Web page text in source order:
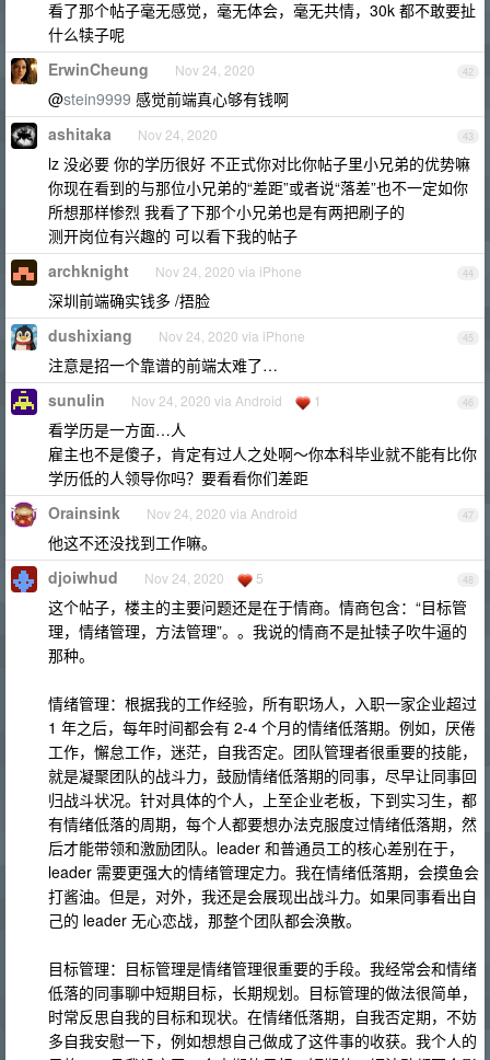
看了那个帖子毫无感觉，毫无体会，毫无共情，30k 都不敢要扯
什么犊子呢
42
ErwinCheung Nov 24, 2020
@stein9999 感觉前端真心够有钱啊
43
ashitaka Nov 24, 2020
lz 没必要 你的学历很好 不正式你对比你帖子里小兄弟的优势嘛
你现在看到的与那位小兄弟的“差距”或者说“落差”也不一定如你
所想那样惨烈 我看了下那个小兄弟也是有两把刷子的
测开岗位有兴趣的 可以看下我的帖子
44
archknight Nov 24, 2020 via iPhone
深圳前端确实钱多 /捂脸
45
dushixiang Nov 24, 2020 via iPhone
注意是招一个靠谱的前端太难了…
46
sunulin Nov 24, 2020 via Android 1
看学历是一方面…人
雇主也不是傻子，肯定有过人之处啊～你本科毕业就不能有比你
学历低的人领导你吗？要看看你们差距
47
Orainsink Nov 24, 2020 via Android
他这不还没找到工作嘛。
48
djoiwhud Nov 24, 2020 5
这个帖子，楼主的主要问题还是在于情商。情商包含：“目标管
理，情绪管理，方法管理”。。我说的情商不是扯犊子吹牛逼的
那种。
情绪管理：根据我的工作经验，所有职场人，入职一家企业超过
1 年之后，每年时间都会有 2-4 个月的情绪低落期。例如，厌倦
工作，懈怠工作，迷茫，自我否定。团队管理者很重要的技能，
就是凝聚团队的战斗力，鼓励情绪低落期的同事，尽早让同事回
归战斗状况。针对具体的个人，上至企业老板，下到实习生，都
有情绪低落的周期，每个人都要想办法克服度过情绪低落期，然
后才能带领和激励团队。leader 和普通员工的核心差别在于，
leader 需要更强大的情绪管理定力。我在情绪低落期，会摸鱼会
打酱油。但是，对外，我还是会展现出战斗力。如果同事看出自
己的 leader 无心恋战，那整个团队都会涣散。
目标管理：目标管理是情绪管理很重要的手段。我经常会和情绪
低落的同事聊中短期目标，长期规划。目标管理的做法很简单，
时常反思自我的目标和现状。在情绪低落期，自我否定期，不妨
多自我安慰一下，例如想想自己做成了这件事的收获。我个人的